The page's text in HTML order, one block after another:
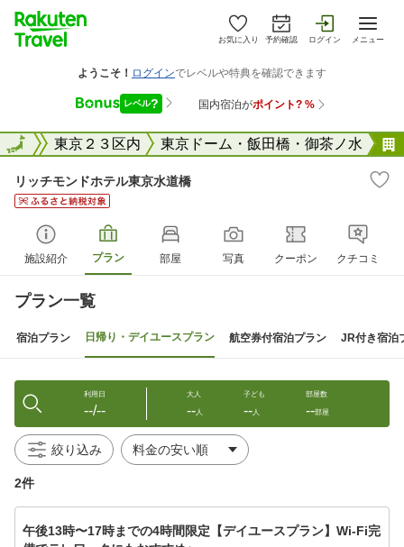
お気に入り 予約確認 ログイン メニュー
京都 東京２３区内 東京ドーム・飯田橋・御茶ノ水
全国
リッチモンドホテル東京水道橋
施設紹介 プラン 部屋 写真 クーポン クチコミ
プラン一覧
宿泊プラン 日帰り・デイユースプラン 航空券付宿泊プラン JR付き宿泊
利用日
--/--
大人
--人
子ども
--人
部屋数
--部屋
絞り込み
2件
午後13時〜17時までの4時間限定【デイユースプラン】Wi-Fi完